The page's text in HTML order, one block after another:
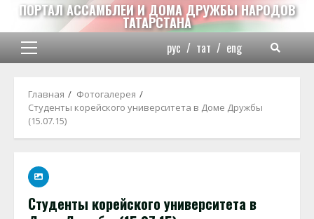
Перейти
содержимому
ПОРТАЛ АССАМБЛЕИ И ДОМА ДРУЖБЫ НАРОДОВ
ТАТАРСТАНА
Основное
рус / тат / eng
Главная
Фотогалерея
Студенты корейского университета в Доме Дружбы
(15.07.15)
Студенты корейского университета в